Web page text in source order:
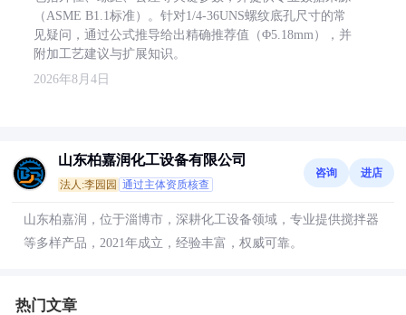
（ASME B1.1标准）。针对1/4-36UNS螺纹底孔尺寸的常
见疑问，通过公式推导给出精确推荐值（Φ5.18mm），并
附加工艺建议与扩展知识。
2026年8月4日
山东柏嘉润化工设备有限公司
法人:李园园 通过主体资质核查
咨询 进店
山东柏嘉润，位于淄博市，深耕化工设备领域，专业提供搅拌器
等多样产品，2021年成立，经验丰富，权威可靠。
热门文章